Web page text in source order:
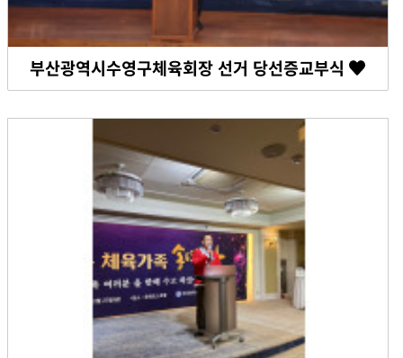
부산광역시수영구체육회장 선거 당선증교부식